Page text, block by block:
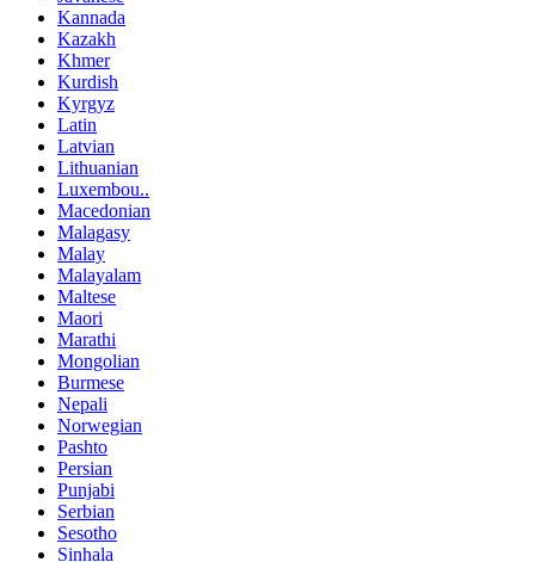
Kannada
Kazakh
Khmer
Kurdish
Kyrgyz
Latin
Latvian
Lithuanian
Luxembou..
Macedonian
Malagasy
Malay
Malayalam
Maltese
Maori
Marathi
Mongolian
Burmese
Nepali
Norwegian
Pashto
Persian
Punjabi
Serbian
Sesotho
Sinhala